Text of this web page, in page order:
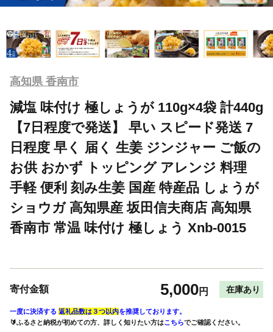
高知県 香南市
減塩 味付け 極しょうが 110g×4袋 計440g
【7日程度で発送】 早い スピード発送 7
日程度 早く 届く 生姜 ジンジャー ご飯の
お供 おかず トッピング アレンジ 料理
手軽 便利 刻み生姜 国産 特産品 しょうが
ショウガ 高知県産 坂田信夫商店 高知県
香南市 常温 味付け 極しょう Xnb-0015
寄付金額 5,000円 在庫あり
一度に決済する 返礼品数は３つ以内を推奨しております。
🔰ふるさと納税が初めての方、詳しく知りたい方はこちらでご確認ください。